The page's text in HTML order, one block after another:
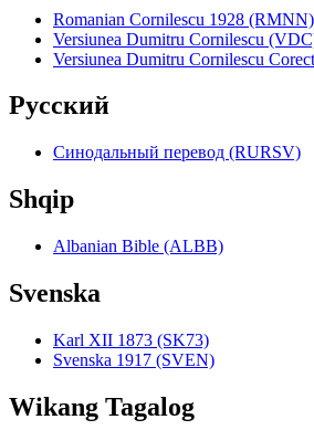
Romanian Cornilescu 1928 (RMNN)
Versiunea Dumitru Cornilescu
Versiunea Dumitru Cornilescu
Pyccкий
Синодальный перевод (RURSV)
Shqip
Albanian Bible (ALBB)
Svenska
Karl XII 1873 (SK73)
Svenska 1917 (SVEN)
Wikang Tagalog